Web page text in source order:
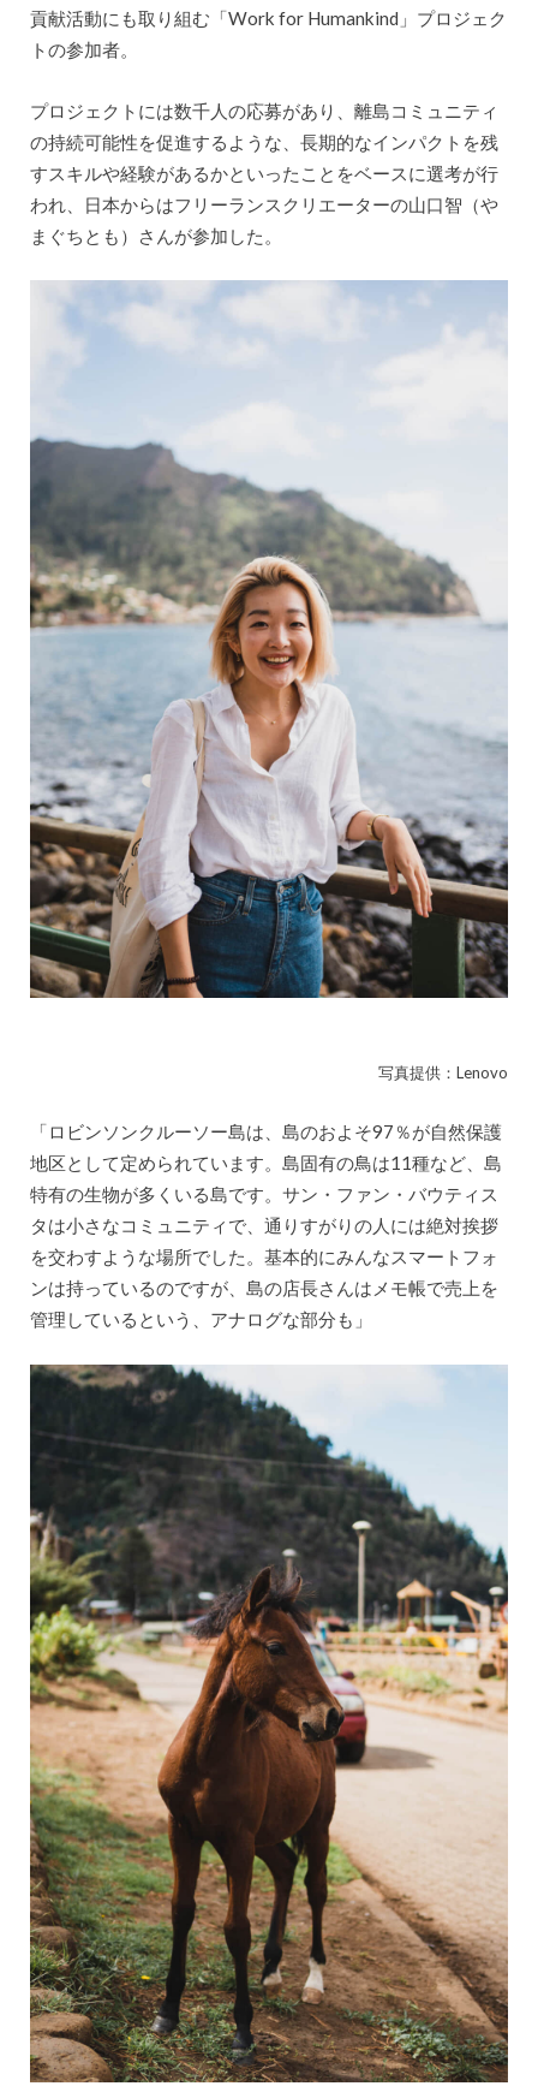
貢献活動にも取り組む「Work for Humankind」プロジェク
トの参加者。
プロジェクトには数千人の応募があり、離島コミュニティ
の持続可能性を促進するような、長期的なインパクトを残
すスキルや経験があるかといったことをベースに選考が行
われ、日本からはフリーランスクリエーターの山口智（や
まぐちとも）さんが参加した。
写真提供：Lenovo
「ロビンソンクルーソー島は、島のおよそ97％が自然保護
地区として定められています。島固有の鳥は11種など、島
特有の生物が多くいる島です。サン・ファン・バウティス
タは小さなコミュニティで、通りすがりの人には絶対挨拶
を交わすような場所でした。基本的にみんなスマートフォ
ンは持っているのですが、島の店長さんはメモ帳で売上を
管理しているという、アナログな部分も」